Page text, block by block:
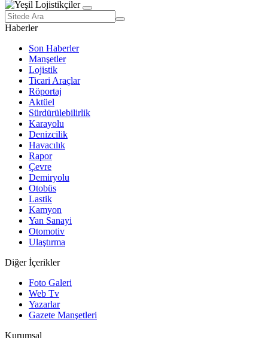
Haberler
Son Haberler
Manşetler
Lojistik
Ticari Araçlar
Röportaj
Aktüel
Sürdürülebilirlik
Karayolu
Denizcilik
Havacılık
Rapor
Çevre
Demiryolu
Otobüs
Lastik
Kamyon
Yan Sanayi
Otomotiv
Ulaştırma
Diğer İçerikler
Foto Galeri
Web Tv
Yazarlar
Gazete Manşetleri
Kurumsal